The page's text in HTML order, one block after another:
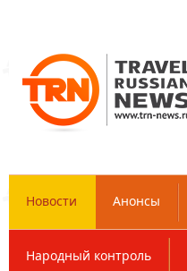
Новости Анонсы
Народный контроль